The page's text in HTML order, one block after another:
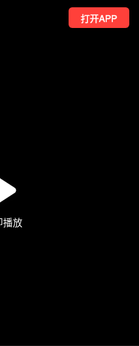
打开APP